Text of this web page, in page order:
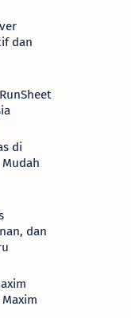
dan
di
dan